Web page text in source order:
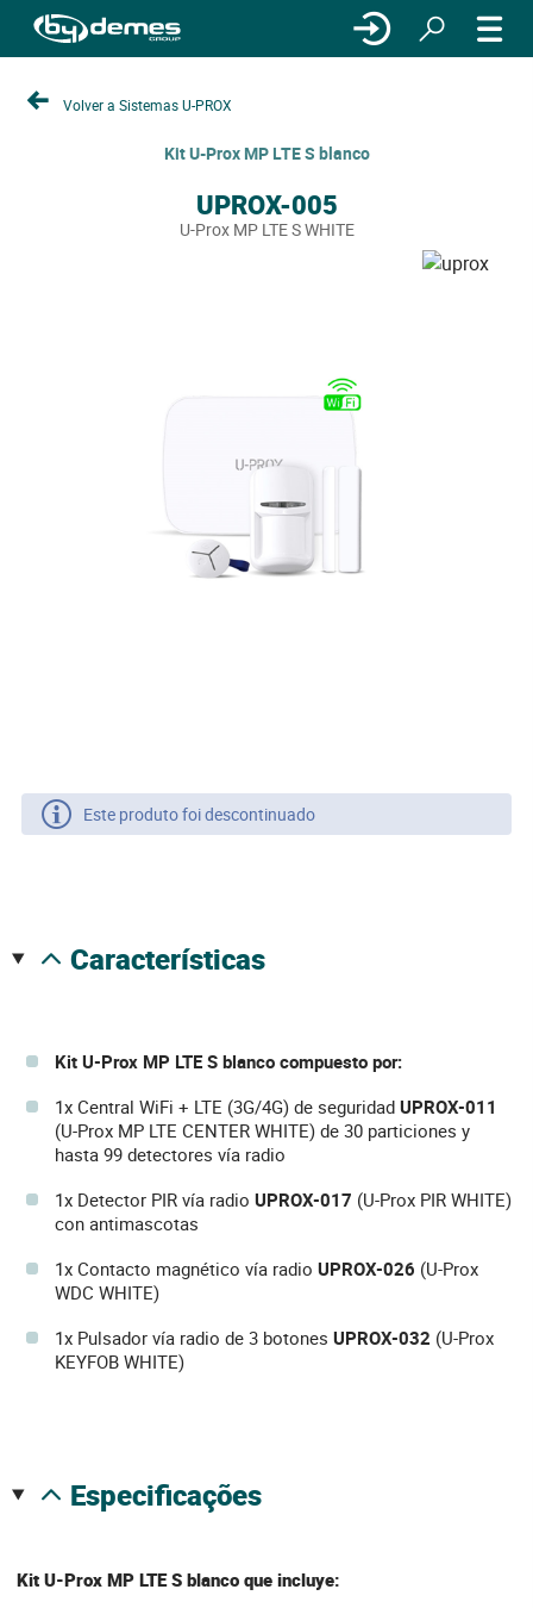
Volver a Sistemas U-PROX
Kit U-Prox MP LTE S blanco
UPROX-005
U-Prox MP LTE S WHITE
Este produto foi descontinuado
características
Kit U-Prox MP LTE S blanco compuesto por:
1x Central WiFi + LTE (3G/4G) de seguridad UPROX-011
(U-Prox MP LTE CENTER WHITE) de 30 particiones y
hasta 99 detectores vía radio
1x Detector PIR vía radio UPROX-017 (U-Prox PIR WHITE)
con antimascotas
1x Contacto magnético vía radio UPROX-026 (U-Prox
WDC WHITE)
1x Pulsador vía radio de 3 botones UPROX-032 (U-Prox
KEYFOB WHITE)
especificações
Kit U-Prox MP LTE S blanco que incluye: